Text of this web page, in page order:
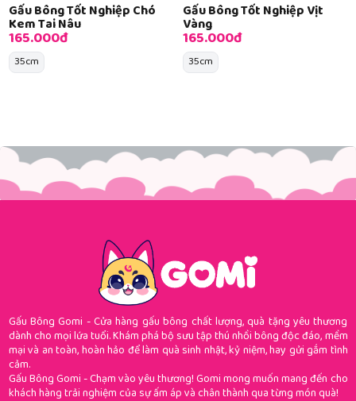
Gấu Bông Tốt Nghiệp Chó
Kem Tai Nâu
165.000đ
35cm
Gấu Bông Tốt Nghiệp Vịt
Vàng
165.000đ
35cm
Gấu Bông Gomi - Cửa hàng gấu bông chất lượng, quà tặng yêu thương
dành cho mọi lứa tuổi. Khám phá bộ sưu tập thú nhồi bông độc đáo, mềm
mại và an toàn, hoàn hảo để làm quà sinh nhật, kỷ niệm, hay gửi gắm tình
cảm.
Gấu Bông Gomi - Chạm vào yêu thương! Gomi mong muốn mang đến cho
khách hàng trải nghiệm của sự ấm áp và chân thành qua từng món quà!